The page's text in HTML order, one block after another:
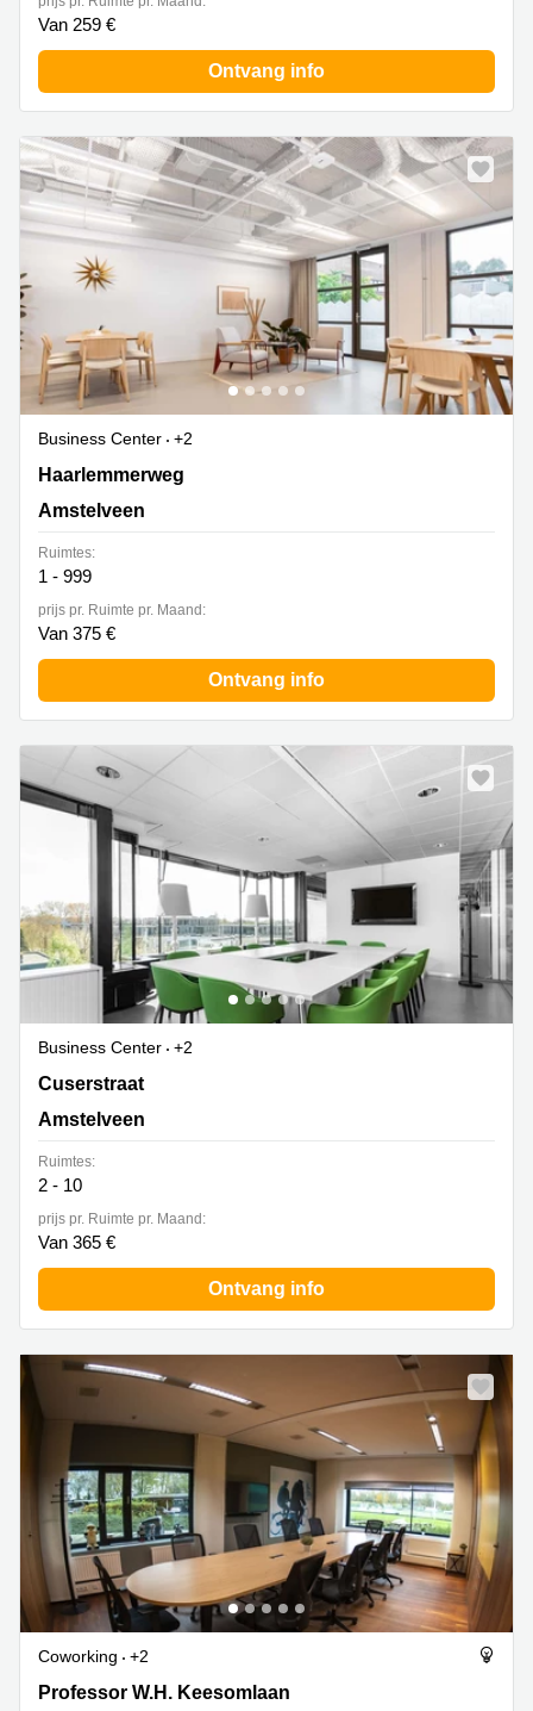
Van 259 €
Ontvang info
Business Center
+2
Haarlemmerweg 331 A, Amstelveen
Haarlemmerweg
Amstelveen
Ruimtes:
1 - 999
prijs pr. Ruimte pr. Maand:
Van 375 €
Ontvang info
Business Center
+2
De Cuserstraat 93,1e, 2e en 3e verdieping, Amstelveen
Cuserstraat
Amstelveen
Ruimtes:
2 - 10
prijs pr. Ruimte pr. Maand:
Van 365 €
Ontvang info
Coworking
+2
Professor W.H. Keesomlaan 12, Amstelveen
Professor W.H. Keesomlaan